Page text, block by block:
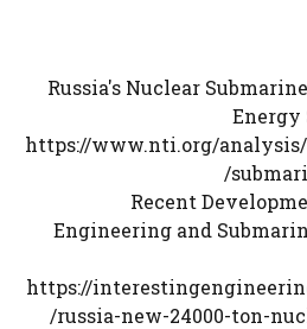
"Russia's Nuclear
Energy
https://www.nti.org/
"Recent
Engineering and
https://
/russia-new-24000-ton-